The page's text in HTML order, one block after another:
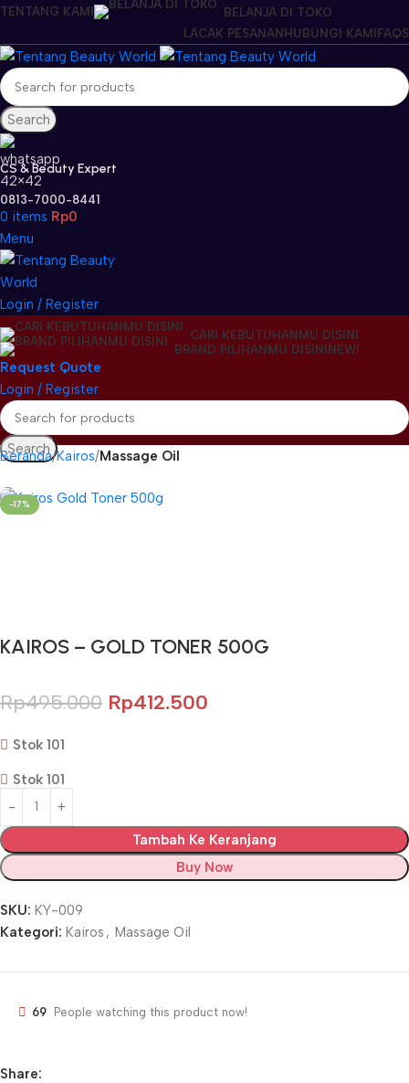
TENTANG KAMI
BELANJA DI TOKO
LACAK PESANAN HUBUNGI KAMI FAQS
Search
CS & Beauty Expert
0813-7000-8441
0 items Rp0
Menu
Login / Register
CARI KEBUTUHANMU DISINI
BRAND PILIHANMU DISINI
NEW!
Request Quote
Login / Register
Search
Beranda Kairos Massage Oil
-17%
KAIROS – GOLD TONER 500G
Rp495.000 Rp412.500
Stok 101
Stok 101
Tambah Ke Keranjang
Buy Now
SKU: KY-009
Kategori: Kairos , Massage Oil
69 People watching this product now!
Share: